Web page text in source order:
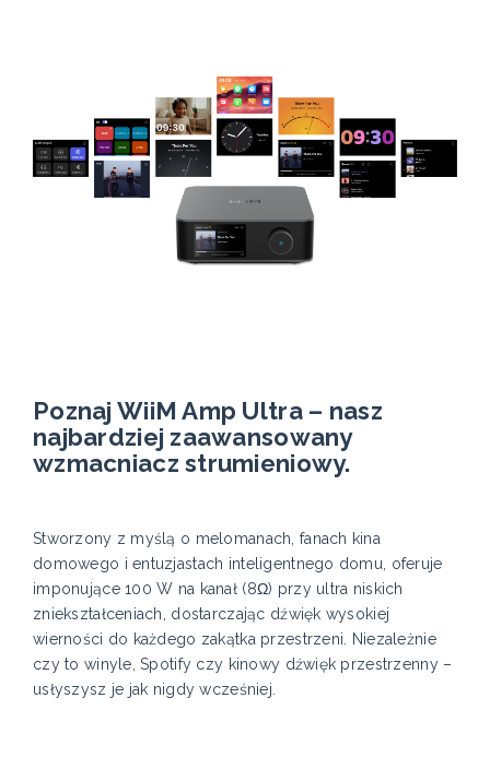
Poznaj WiiM Amp Ultra – nasz
najbardziej zaawansowany
wzmacniacz strumieniowy.
Stworzony z myślą o melomanach, fanach kina
domowego i entuzjastach inteligentnego domu, oferuje
imponujące 100 W na kanał (8Ω) przy ultra niskich
zniekształceniach, dostarczając dźwięk wysokiej
wierności do każdego zakątka przestrzeni. Niezależnie
czy to winyle, Spotify czy kinowy dźwięk przestrzenny –
usłyszysz je jak nigdy wcześniej.